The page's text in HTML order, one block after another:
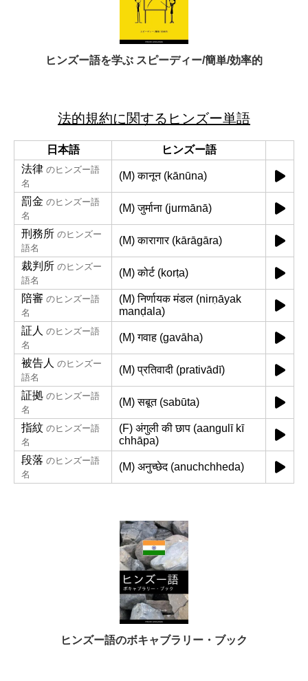
ヒンズー語を学ぶ スピーディー/簡単/効率的
法的規約に関するヒンズー単語
日本語
ヒンズー語
法律 のヒンズー語
名
(M) कानून (kānūna)
罰金 のヒンズー語
名
(M) जुर्माना (jurmānā)
刑務所 のヒンズー
語名
(M) कारागार (kārāgāra)
裁判所 のヒンズー
語名
(M) कोर्ट (korṭa)
陪審 のヒンズー語
名
(M) निर्णायक मंडल (nirṇāyak
manḍala)
証人 のヒンズー語
名
(M) गवाह (gavāha)
被告人 のヒンズー
語名
(M) प्रतिवादी (prativādī)
証拠 のヒンズー語
名
(M) सबूत (sabūta)
指紋 のヒンズー語
名
(F) अंगुली की छाप (aangulī kī
chhāpa)
段落 のヒンズー語
名
(M) अनुच्छेद (anuchchheda)
ヒンズー語のボキャブラリー・ブック